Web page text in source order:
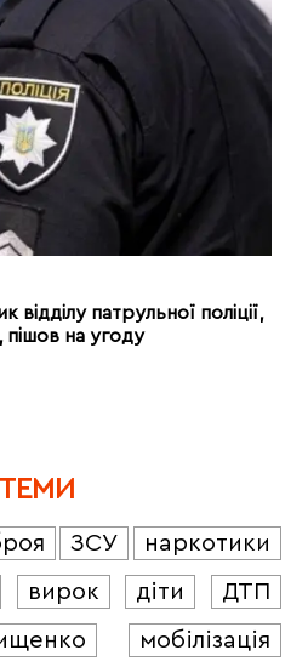
патрульної поліції,
пішов на угоду
ТЕМИ
ЗСУ
наркотики
вирок діти
ДТП
мобілізація